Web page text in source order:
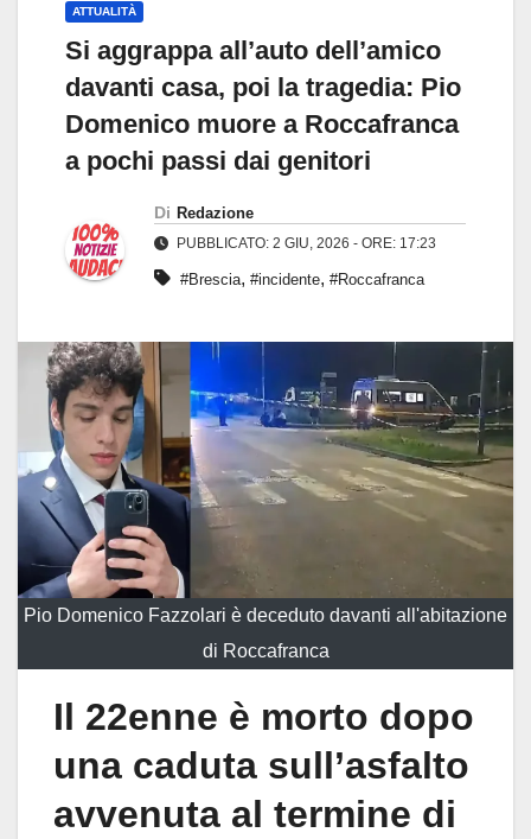
ATTUALITÀ
Si aggrappa all’auto dell’amico
davanti casa, poi la tragedia: Pio
Domenico muore a Roccafranca
a pochi passi dai genitori
Di Redazione
PUBBLICATO: 2 GIU, 2026 - ORE: 17:23
#Brescia, #incidente, #Roccafranca
Pio Domenico Fazzolari è deceduto davanti all'abitazione
di Roccafranca
Il 22enne è morto dopo
una caduta sull’asfalto
avvenuta al termine di